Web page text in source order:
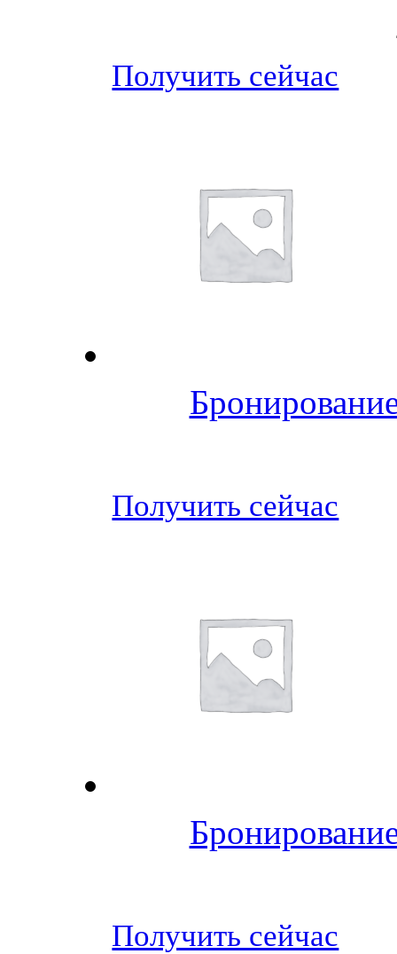
Получить сейчас
Получить сейчас
Получить сейчас